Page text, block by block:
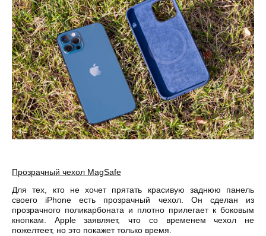
Прозрачный чехол MagSafe
Для тех, кто не хочет прятать красивую заднюю панель
своего iPhone
есть прозрачный чехол. Он сделан из
прозрачного поликарбоната и плотно прилегает к боковым
кнопкам. Apple
заявляет, что со временем чехол не
пожелтеет, но это покажет только время.